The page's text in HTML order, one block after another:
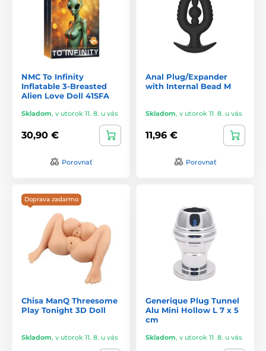
NMC To Infinity
Inflatable 3-Breasted
Alien Love Doll 41SFA
Skladom, v utorok 11. 8. u vás
30,90 €
Porovnať
Anal Plug/Expander
with Internal Bead M
Skladom, v utorok 11. 8. u vás
11,96 €
Porovnať
Doprava zadarmo
Chisa ManQ Threesome
Play Tonight 3D Doll
Skladom, v utorok 11. 8. u vás
Generique Plug Tunnel
Alu Mini Hollow L 7 x 5
cm
Skladom, v utorok 11. 8. u vás